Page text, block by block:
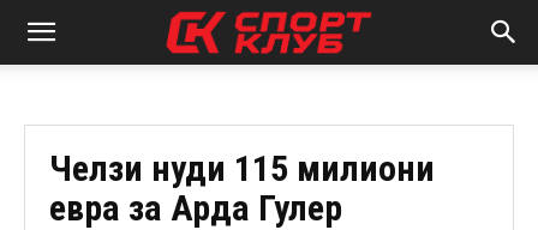
Челзи нуди 115 милиони
евра за Арда Гулер